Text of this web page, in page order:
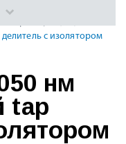
Оптоволоконные
с изолятором
нм
tap